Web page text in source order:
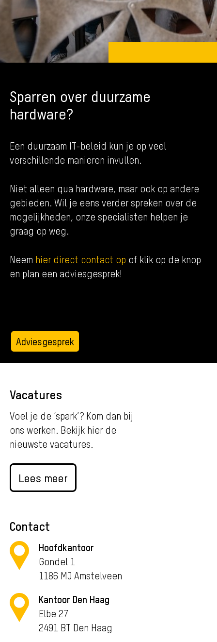
Sparren over duurzame
hardware?
Een duurzaam IT-beleid kun je op veel
verschillende manieren invullen.
Niet alleen qua hardware, maar ook op andere
gebieden. Wil je eens verder spreken over de
mogelijkheden, onze specialisten helpen je
graag op weg.
Neem hier direct contact op of klik op de knop
en plan een adviesgesprek!
Adviesgesprek
Vacatures
Voel je de ‘spark’? Kom dan bij
ons werken. Bekijk hier de
nieuwste vacatures.
Lees meer
Contact
Hoofdkantoor
Gondel 1
1186 MJ Amstelveen
Kantoor Den Haag
Elbe 27
2491 BT Den Haag